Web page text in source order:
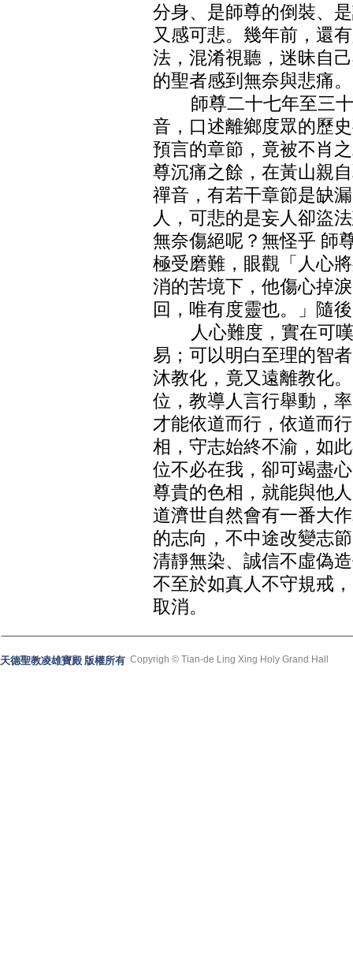
分身、是師尊的倒裝、
又感可悲。幾年前，還
法，混淆視聽，迷昧自
的聖者感到無奈與悲痛。
師尊二十七年至三十
音，口述離鄉度眾的歷
預言的章節，竟被不肖
尊沉痛之餘，在黃山親
禪音，有若干章節是缺
人，可悲的是妄人卻盜
無奈傷絕呢？無怪乎 師
極受磨難，眼觀「人心
消的苦境下，他傷心掉
回，唯有度靈也。」隨
人心難度，實在可嘆
易；可以明白至理的智
沐教化，竟又遠離教化
位，教導人言行舉動，
才能依道而行，依道而
相，守志始終不渝，如
位不必在我，卻可竭盡
尊貴的色相，就能與他
道濟世自然會有一番大
的志向，不中途改變志
清靜無染、誠信不虛偽
不至於如真人不守規戒
取消。
天德聖教凌雄寶殿 版權所有 Copyrigh © Tian-de Ling Xing Holy Grand Hall